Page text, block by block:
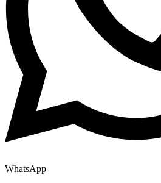
WhatsApp